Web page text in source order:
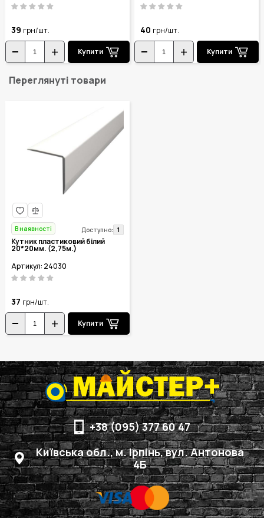
39 грн/шт.
Купити
40 грн/шт.
Купити
Переглянуті товари
В наявності Доступно: 1
Кутник пластиковий білий
20*20мм. (2,75м.)
Артикул: 24030
37 грн/шт.
Купити
+38 (095) 377 60 47
Київська обл., м. Ірпінь, вул. Антонова
4Б